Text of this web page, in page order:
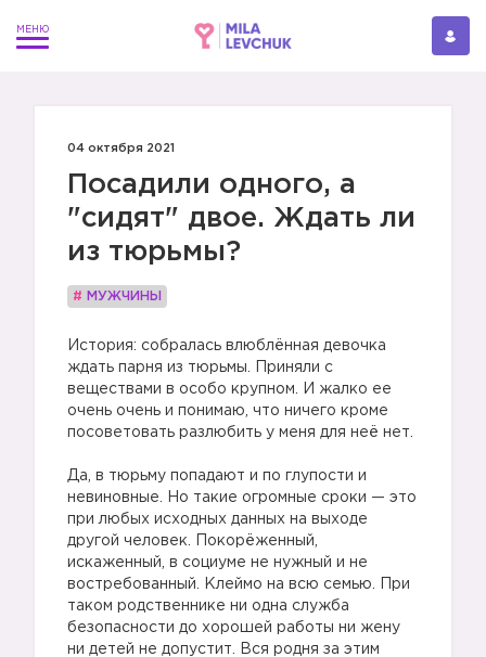
04 октября 2021
Посадили одного, а
"сидят" двое. Ждать ли
из тюрьмы?
# МУЖЧИНЫ
История: собралась влюблённая девочка
ждать парня из тюрьмы. Приняли с
веществами в особо крупном. И жалко ее
очень очень и понимаю, что ничего кроме
посоветовать разлюбить у меня для неё нет.
Да, в тюрьму попадают и по глупости и
невиновные. Но такие огромные сроки — это
при любых исходных данных на выходе
другой человек. Покорёженный,
искаженный, в социуме не нужный и не
востребованный. Клеймо на всю семью. При
таком родственнике ни одна служба
безопасности до хорошей работы ни жену
ни детей не допустит. Вся родня за этим